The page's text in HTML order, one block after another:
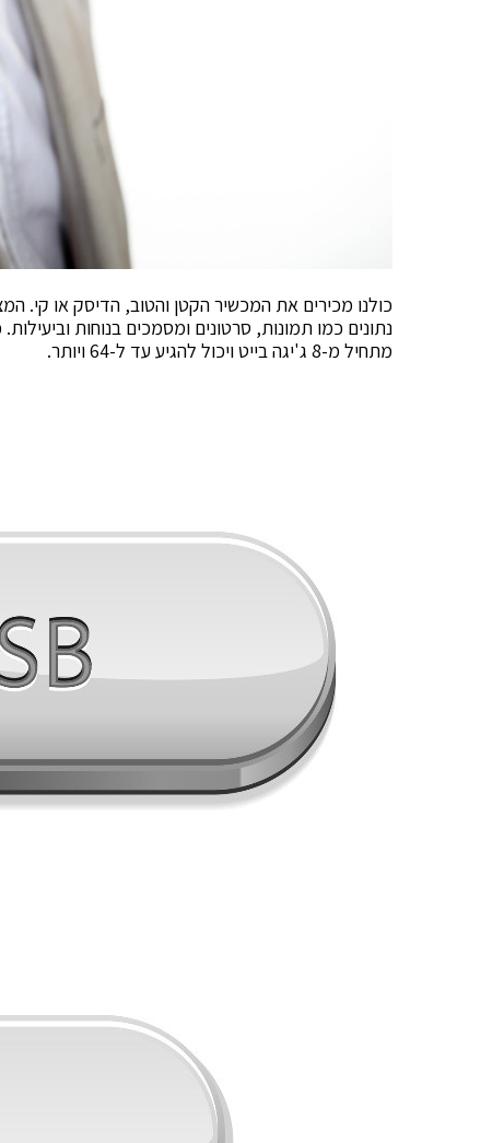
כולנו מכירים את המכשיר הקטן והטוב, הדיסק או קי.
נתונים כמו תמונות, סרטונים ומסמכים בנוחות
מתחיל מ-8 ג'יגה בייט ויכול להגיע עד ל-64 ויותר.